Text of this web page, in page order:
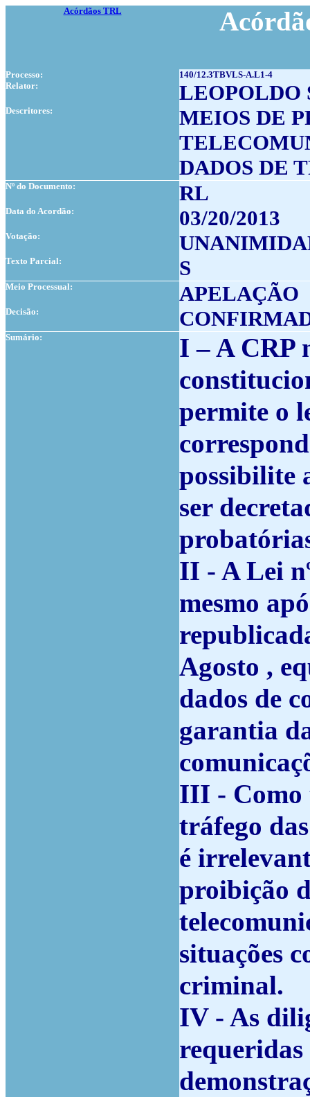
Acórdãos TRL
Processo:
140/12.3TBVLS-A.L1-4
Relator:
LEOPOLDO
Descritores:
MEIOS DE
DADOS DE
Nº do Documento: RL
Data do Acordão: 03/20/2013
Votação:
Texto Parcial: S
Meio Processual: APELAÇÃO
Decisão:
Sumário: I – A CRP
permite o
possibilite
ser
II - ALei
mesmo
Agosto ,
dados de
garantia
III - Como
tráfego
é
proibição
situações
criminal.
IV - As
requeridas